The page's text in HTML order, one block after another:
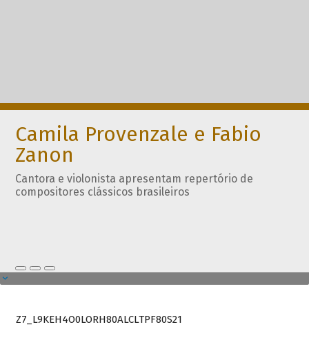
Camila Provenzale e Fabio
Zanon
Cantora e violonista apresentam repertório de
compositores clássicos brasileiros
Z7_L9KEH4O0LORH80ALCLTPF80S21